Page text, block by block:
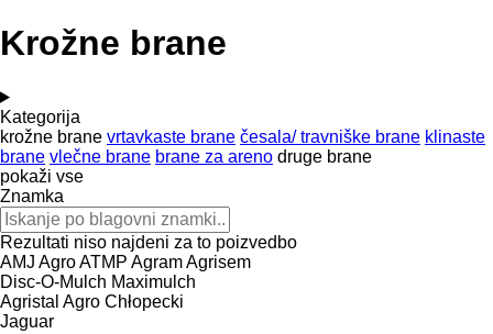
Krožne brane
Kategorija
krožne brane vrtavkaste brane česala/ travniške brane klinaste
brane vlečne brane brane za areno druge brane
pokaži vse
Znamka
Rezultati niso najdeni za to poizvedbo
AMJ AgroATMP AgramAgrisem
Disc-O-Mulch Maximulch
Agristal Agro Chłopecki
Jaguar